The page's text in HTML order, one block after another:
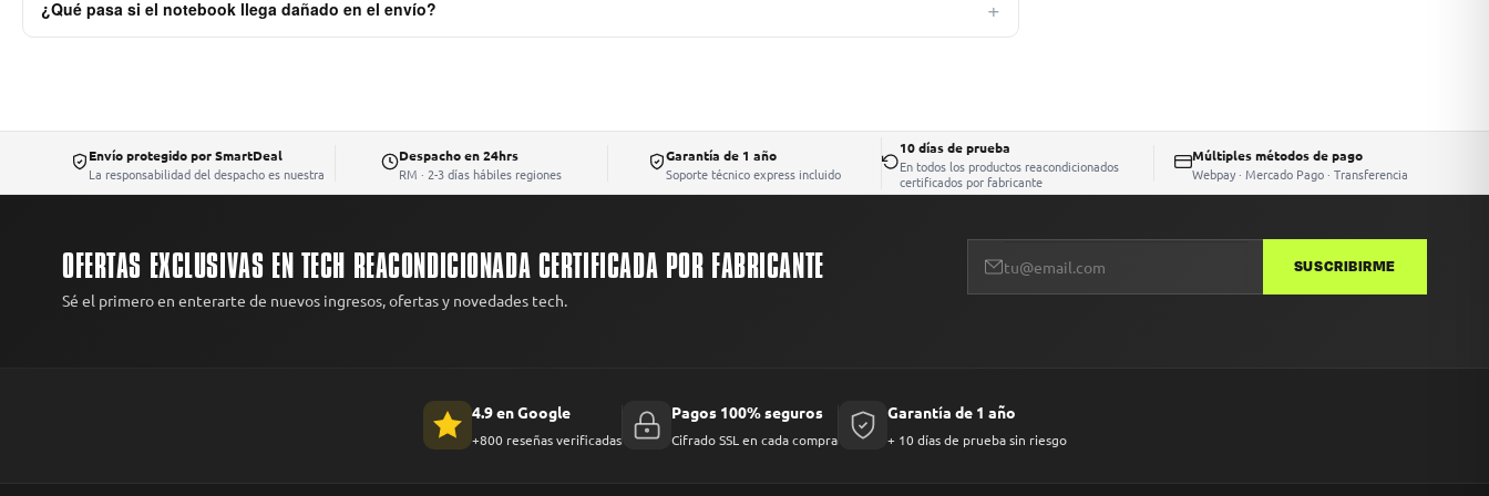
puedes retirar gratis en nuestra oficina: Av. Apoquindo 6410, Oficina 1409, Las Condes, Santiago.
¿Qué pasa si el notebook llega dañado en el envío? +
Envío protegido por SmartDeal
La responsabilidad del despacho es nuestra
Despacho en 24hrs
RM · 2-3 días hábiles regiones
Garantía de 1 año
Soporte técnico express incluido
10 días de prueba
En todos los productos reacondicionados
certificados por fabricante
Múltiples métodos de pago
Webpay · Mercado Pago · Transferencia
OFERTAS EXCLUSIVAS EN TECH REACONDICIONADA CERTIFICADA POR FABRICANTE
Sé el primero en enterarte de nuevos ingresos, ofertas y novedades tech.
SUSCRIBIRME
4.9 en Google
+800 reseñas verificadas
Pagos 100% seguros
Cifrado SSL en cada compra
Garantía de 1 año
+ 10 días de prueba sin riesgo